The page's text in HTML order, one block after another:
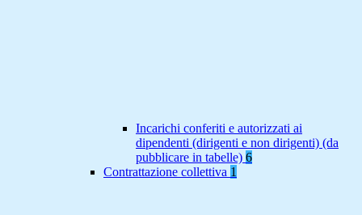
Incarichi conferiti e autorizzati ai
dipendenti (dirigenti e non dirigenti) (da
pubblicare in tabelle) 6
Contrattazione collettiva 1